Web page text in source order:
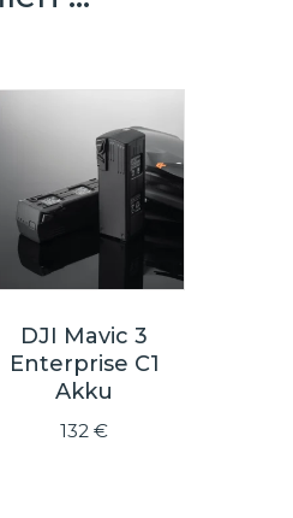
DJI Mavic 3
Enterprise C1
Akku
132€